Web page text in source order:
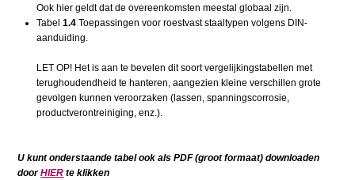
Ook hier geldt dat de overeenkomsten meestal globaal zijn.
Tabel1.4 Toepassingen voor roestvast staaltypen volgens DIN-
aanduiding.
LET OP! Het is aan te bevelen dit soort vergelijkingstabellen met
terughoudendheid te hanteren, aangezien kleine verschillen grote
gevolgen kunnen veroorzaken (lassen, spanningscorrosie,
productverontreiniging, enz.).
U kunt onderstaande tabel ook als PDF (groot formaat) downloaden
doorHIER te klikken